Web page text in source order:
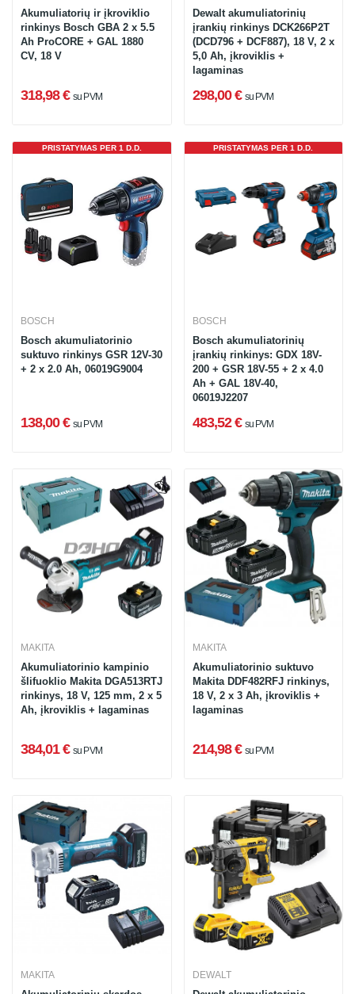
Akumuliatorių ir įkroviklio
rinkinys Bosch GBA 2 x 5.5
Ah ProCORE + GAL 1880
CV, 18 V
318,98 € su PVM
Dewalt akumuliatorinių
įrankių rinkinys DCK266P2T
(DCD796 + DCF887), 18 V, 2 x
5,0 Ah, įkroviklis +
lagaminas
298,00 € su PVM
PRISTATYMAS PER 1 D.D.
BOSCH
Bosch akumuliatorinio
suktuvo rinkinys GSR 12V-30
+ 2 x 2.0 Ah, 06019G9004
138,00 € su PVM
PRISTATYMAS PER 1 D.D.
BOSCH
Bosch akumuliatorinių
įrankių rinkinys: GDX 18V-
200 + GSR 18V-55 + 2 x 4.0
Ah + GAL 18V-40,
06019J2207
483,52 € su PVM
MAKITA
Akumuliatorinio kampinio
šlifuoklio Makita DGA513RTJ
rinkinys, 18 V, 125 mm, 2 x 5
Ah, įkroviklis + lagaminas
384,01 € su PVM
MAKITA
Akumuliatorinio suktuvo
Makita DDF482RFJ rinkinys,
18 V, 2 x 3 Ah, įkroviklis +
lagaminas
214,98 € su PVM
MAKITA DEWALT